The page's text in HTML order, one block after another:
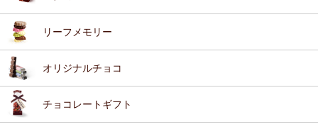
リーフメモリー
オリジナルチョコ
チョコレートギフト